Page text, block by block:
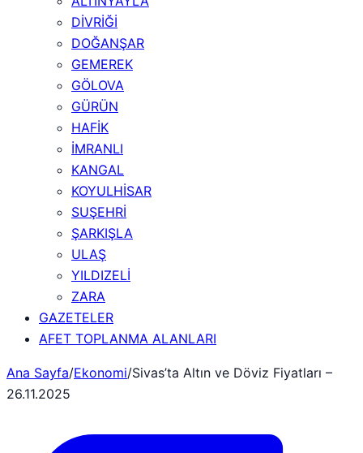
DİVRİĞİ
DOĞANŞAR
GEMEREK
GÖLOVA
GÜRÜN
HAFİK
İMRANLI
KANGAL
KOYULHİSAR
SUŞEHRİ
ŞARKIŞLA
ULAŞ
YILDIZELİ
ZARA
GAZETELER
AFET TOPLANMA ALANLARI
Ana Sayfa/Ekonomi/Sivas’ta Altın ve Döviz Fiyatları –
26.11.2025